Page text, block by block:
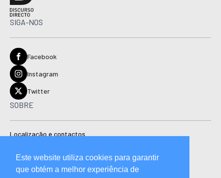
SIGA-NOS
Facebook
Instagram
Twitter
SOBRE
Localização e contactos
Ficha técnica
Este website utiliza cookies para garantir
que obtém a melhor experiência de